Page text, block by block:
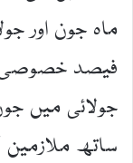
فیصد خصوصی
جولائی میں
ساتھ ملازمین